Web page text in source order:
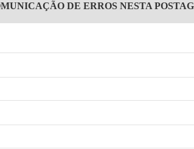
DE ERROS NESTA